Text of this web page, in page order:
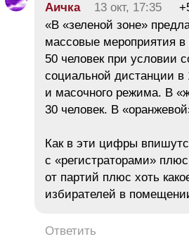
Аичка 13 окт, 17:35
«В «зеленой зоне»
массовые мероприятия
50 человек при условии
социальной дистанции в
и масочного режима. В
30 человек. В
Как в эти цифры
с «регистраторами»
от партий плюс хоть
избирателей в
Ответить